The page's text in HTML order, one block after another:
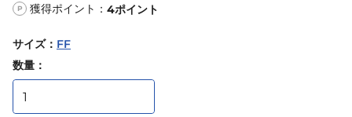
P 獲得ポイント： 4ポイント
サイズ： FF
数量：